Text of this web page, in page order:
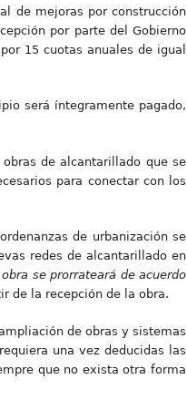
de mejoras por construcción
por parte del Gobierno
15 cuotas anuales de igual
será íntegramente pagado,
de alcantarillado que se
para conectar con los
de urbanización se
redes de alcantarillado en
se prorrateará de acuerdo
de la recepción de la obra.
ampliación de obras y sistemas
una vez deducidas las
que no exista otra forma